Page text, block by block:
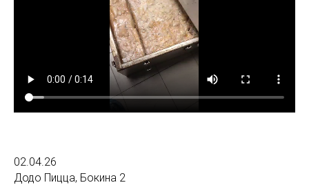
02.04.26
Додо Пицца, Бокина 2